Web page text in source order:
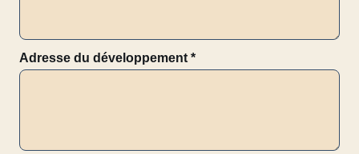
Adresse du développement *